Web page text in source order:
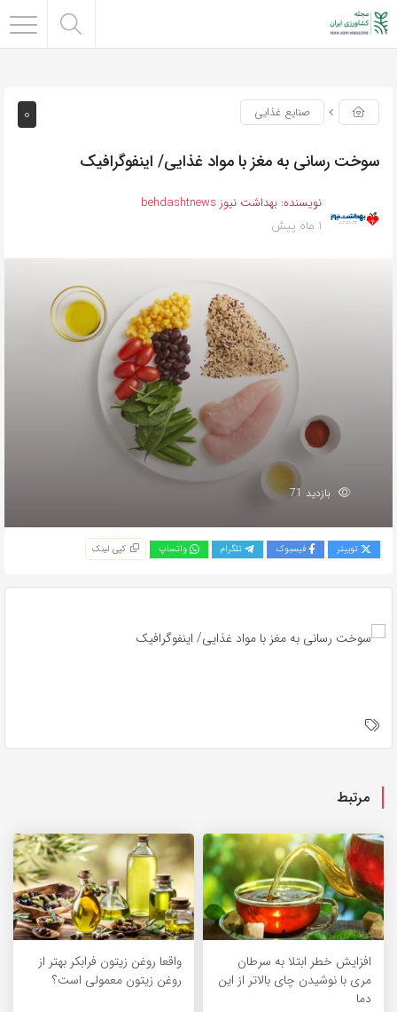
0 صنایع غذایی
سوخت رسانی به مغز با مواد غذایی/ اینفوگرافیک
نویسنده: بهداشت نیوز behdashtnews
1 ماه پیش
بازدید 71
توییتر فیسبوک تلگرام واتساپ کپی لینک
مرتبط
افزایش خطر ابتلا به سرطان
مری با نوشیدن چای بالاتر از این
دما
واقعا روغن زیتون فرابکر بهتر از
روغن زیتون معمولی است؟